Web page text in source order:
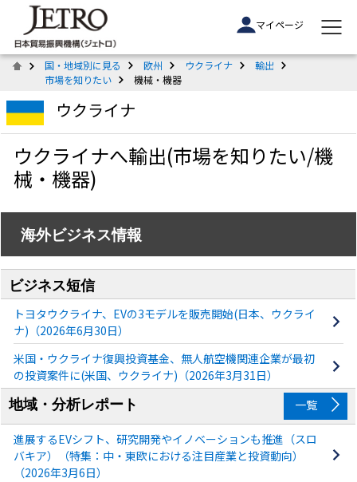
マイページ
国・地域別に見る 欧州 ウクライナ
輸出
市場を知りたい
機械・機器
ウクライナ
ウクライナへ輸出(市場を知りたい/機
械・機器)
海外ビジネス情報
ビジネス短信
トヨタウクライナ、EVの3モデルを販売開始(日本、ウクライ
ナ)（2026年6月30日）
米国・ウクライナ復興投資基金、無人航空機関連企業が最初
の投資案件に(米国、ウクライナ)（2026年3月31日）
地域・分析レポート
一覧
進展するEVシフト、研究開発やイノベーションも推進（スロ
バキア）（特集：中・東欧における注目産業と投資動向）
（2026年3月6日）